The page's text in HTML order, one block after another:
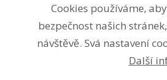
Cookies používáme,
bezpečnost našich
návštěvě. Svá nastavení
Další